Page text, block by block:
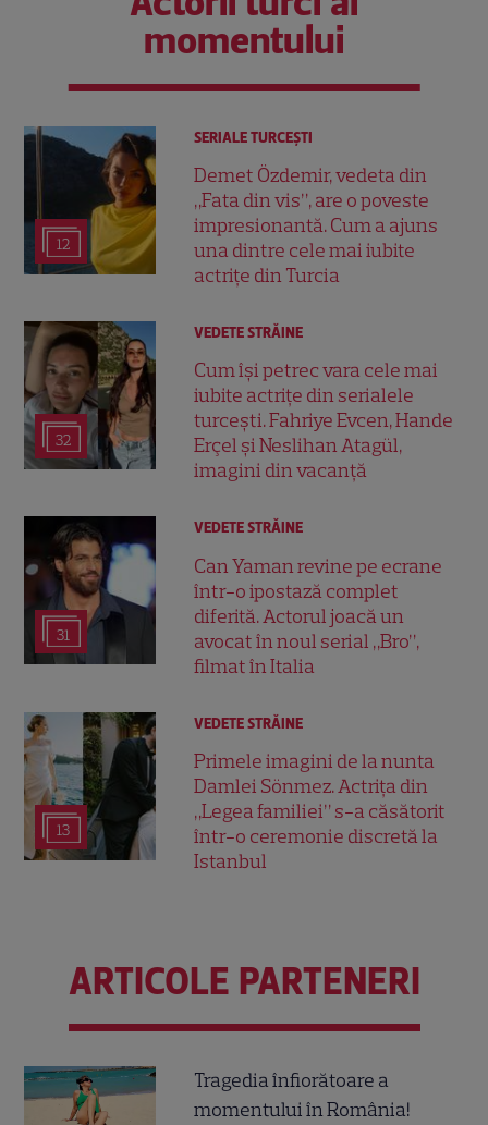
momentului
12
SERIALE TURCEŞTI
Demet Özdemir, vedeta din
„Fata din vis”, are o poveste
impresionantă. Cum a ajuns
una dintre cele mai iubite
actrițe din Turcia
32
VEDETE STRĂINE
Cum își petrec vara cele mai
iubite actrițe din serialele
turcești. Fahriye Evcen, Hande
Erçel și Neslihan Atagül,
imagini din vacanță
31
VEDETE STRĂINE
Can Yaman revine pe ecrane
într-o ipostază complet
diferită. Actorul joacă un
avocat în noul serial „Bro”,
filmat în Italia
13
VEDETE STRĂINE
Primele imagini de la nunta
Damlei Sönmez. Actrița din
„Legea familiei” s-a căsătorit
într-o ceremonie discretă la
Istanbul
ARTICOLE PARTENERI
Tragedia înfiorătoare a
momentului în România!